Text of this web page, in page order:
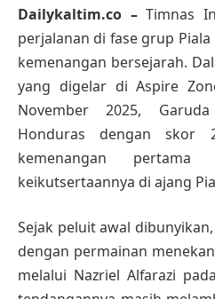
Dailykaltim.co –Timnas
perjalanan di fase grup
kemenangan bersejarah.
yang digelar di Aspire
November 2025,
Honduras dengan skor
kemenangan pertama
keikutsertaannya di ajang
Sejak peluit awal
dengan permainan
melalui Nazriel Alfarazi